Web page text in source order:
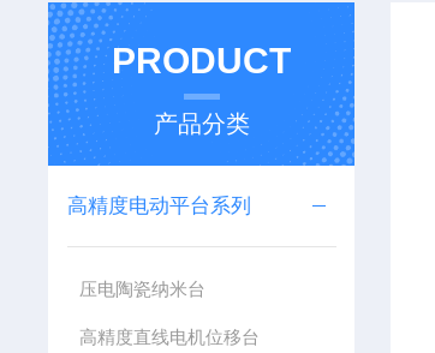
PRODUCT
产品分类
高精度电动平台系列
压电陶瓷纳米台
高精度直线电机位移台